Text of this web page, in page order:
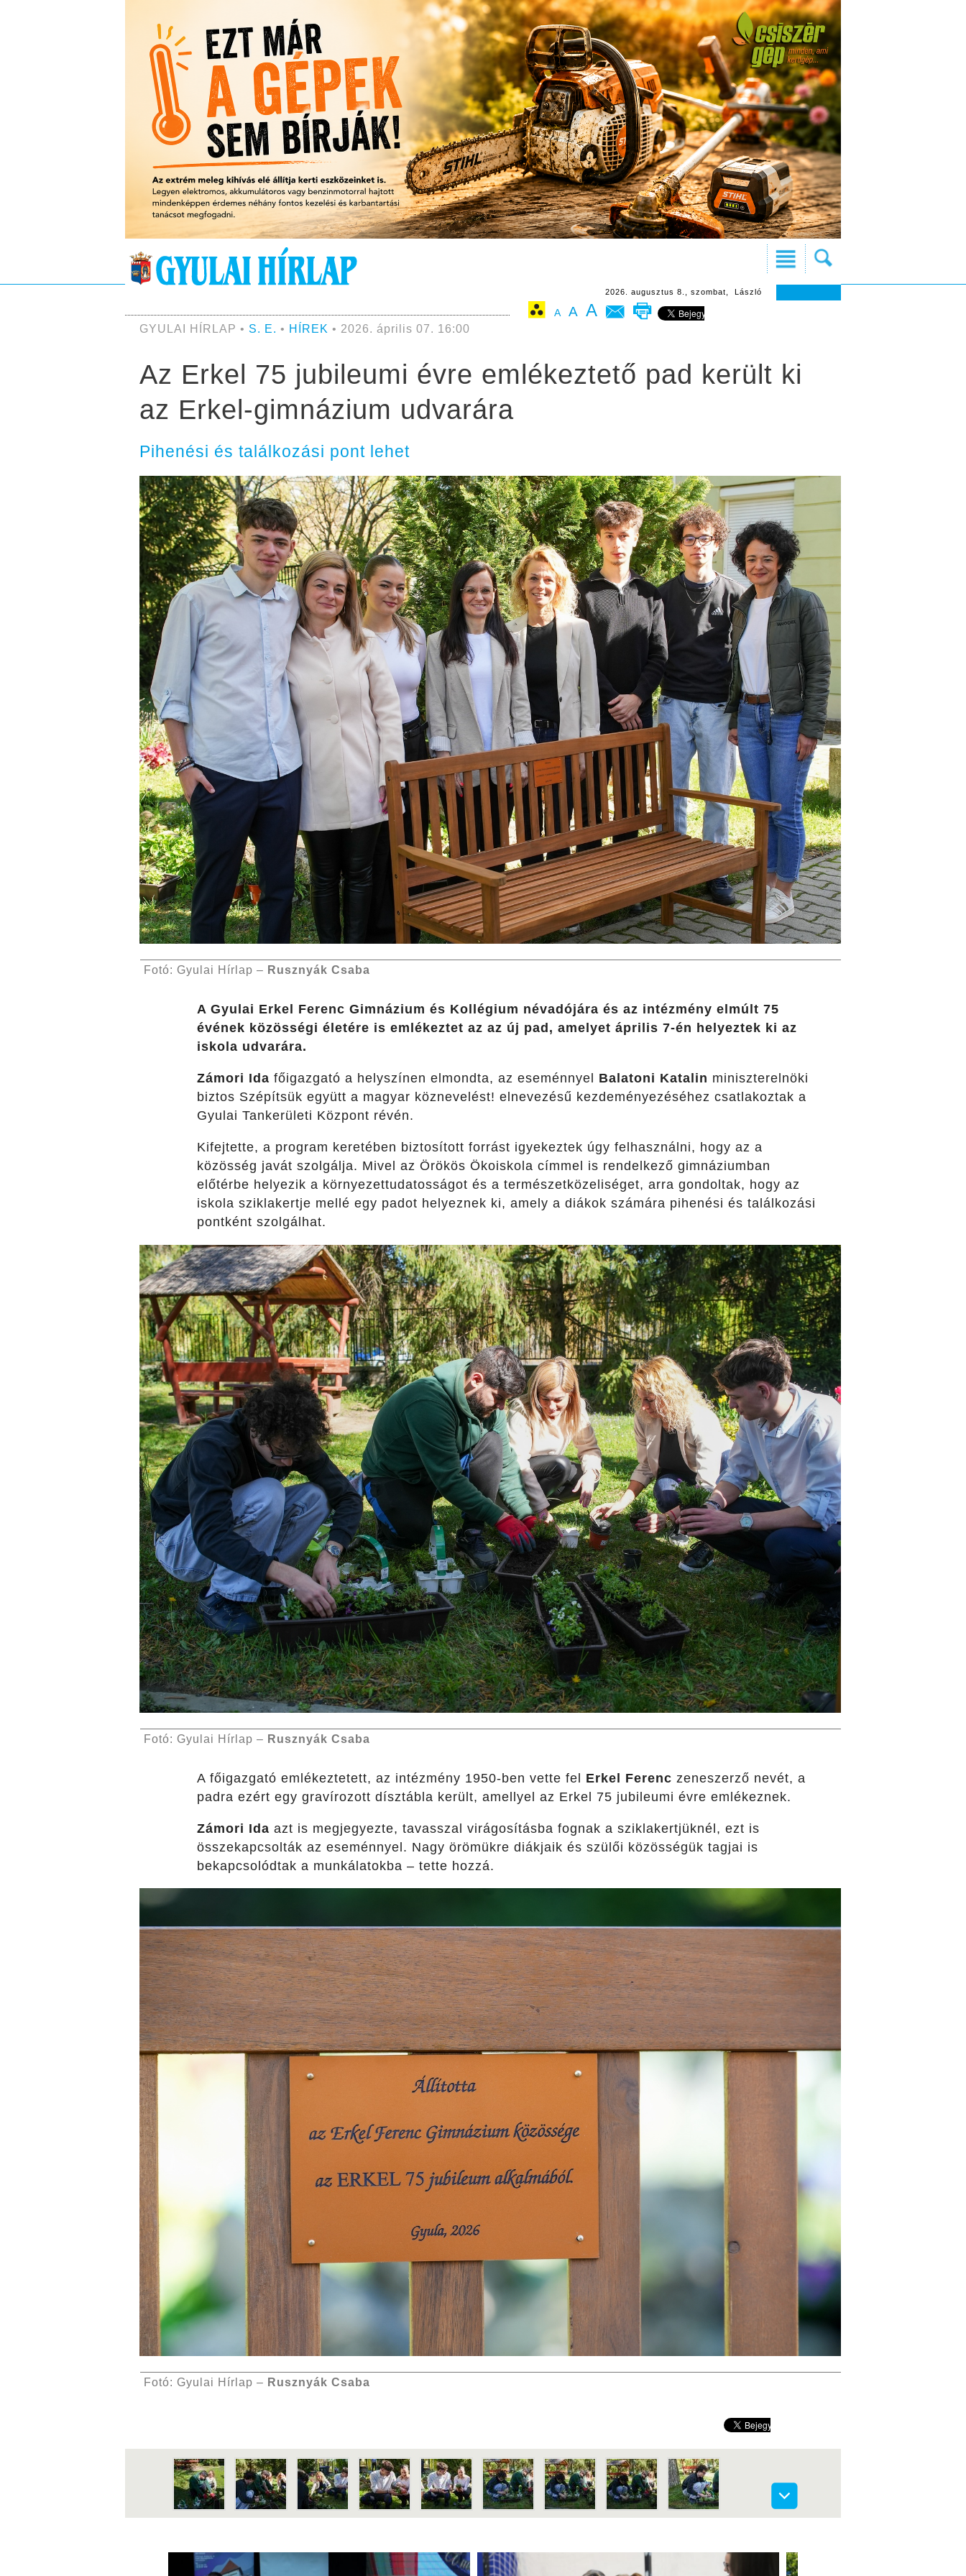
2026. augusztus 8., szombat, László
A A A
GYULAI HÍRLAP • S. E. • HÍREK • 2026. április 07. 16:00
Az Erkel 75 jubileumi évre emlékeztető pad került ki
az Erkel-gimnázium udvarára
Pihenési és találkozási pont lehet
Fotó: Gyulai Hírlap – Rusznyák Csaba
A Gyulai Erkel Ferenc Gimnázium és Kollégium névadójára és az intézmény elmúlt 75
évének közösségi életére is emlékeztet az az új pad, amelyet április 7-én helyeztek ki az
iskola udvarára.
Zámori Ida főigazgató a helyszínen elmondta, az eseménnyel Balatoni Katalin miniszterelnöki
biztos Szépítsük együtt a magyar köznevelést! elnevezésű kezdeményezéséhez csatlakoztak a
Gyulai Tankerületi Központ révén.
Kifejtette, a program keretében biztosított forrást igyekeztek úgy felhasználni, hogy az a
közösség javát szolgálja. Mivel az Örökös Ökoiskola címmel is rendelkező gimnáziumban
előtérbe helyezik a környezettudatosságot és a természetközeliséget, arra gondoltak, hogy az
iskola sziklakertje mellé egy padot helyeznek ki, amely a diákok számára pihenési és találkozási
pontként szolgálhat.
Fotó: Gyulai Hírlap – Rusznyák Csaba
A főigazgató emlékeztetett, az intézmény 1950-ben vette fel Erkel Ferenc zeneszerző nevét, a
padra ezért egy gravírozott dísztábla került, amellyel az Erkel 75 jubileumi évre emlékeznek.
Zámori Ida azt is megjegyezte, tavasszal virágosításba fognak a sziklakertjüknél, ezt is
összekapcsolták az eseménnyel. Nagy örömükre diákjaik és szülői közösségük tagjai is
bekapcsolódtak a munkálatokba – tette hozzá.
Fotó: Gyulai Hírlap – Rusznyák Csaba